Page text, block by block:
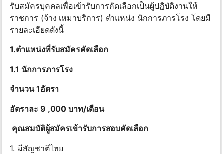
รับสมัครบุคคลเพื่อเข้ารับการคัดเลือกเป็นผู้ปฏิบัติงานให้
ราชการ (จ้าง เหมาบริการ) ตําแหน่ง นักการภารโรง โดยมี
รายละเอียดดังนี้
1.ตําแหน่งที่รับสมัครคัดเลือก
1.1 นักการภารโรง
จํานวน 1อัตรา
อัตราละ 9 ,000 บาท/เดือน
คุณสมบัติผู้สมัครเข้ารับการสอบคัดเลือก
1. มีสัญชาติไทย